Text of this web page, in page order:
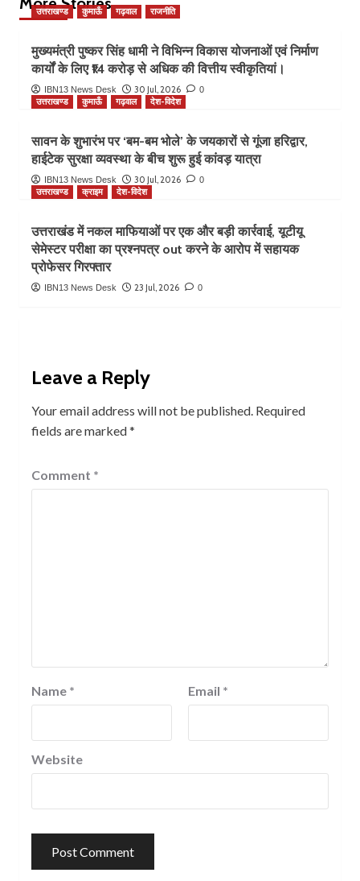
उत्तराखण्ड कुमाऊँ गढ़वाल राजनीति
मुख्यमंत्री पुष्कर सिंह धामी ने विभिन्न विकास योजनाओं एवं निर्माण
कार्यों के लिए ₹14 करोड़ से अधिक की वित्तीय स्वीकृतियां।
IBN13 News Desk 30 Jul, 2026 0
उत्तराखण्ड कुमाऊँ गढ़वाल देश-विदेश
सावन के शुभारंभ पर ‘बम-बम भोले’ के जयकारों से गूंजा हरिद्वार,
हाईटेक सुरक्षा व्यवस्था के बीच शुरू हुई कांवड़ यात्रा
IBN13 News Desk 30 Jul, 2026 0
उत्तराखण्ड क्राइम देश-विदेश
उत्तराखंड में नकल माफियाओं पर एक और बड़ी कार्रवाई, यूटीयू
सेमेस्टर परीक्षा का प्रश्नपत्र out करने के आरोप में सहायक
प्रोफेसर गिरफ्तार
IBN13 News Desk 23 Jul, 2026 0
Leave a Reply
Your email address will not be published. Required
fields are marked*
Comment *
Name * Email *
Website